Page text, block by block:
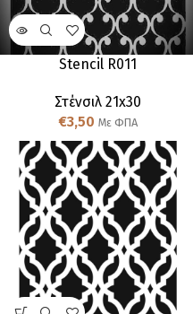
Stencil R011
Στένσιλ 21x30
€3,50 Με ΦΠΑ